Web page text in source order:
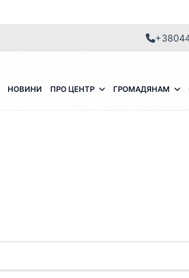
НОВИНИ ПРО ЦЕНТР ГРОМАДЯНАМ